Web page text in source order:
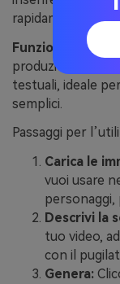
rapidamente
Funzionalità
produzione
testuali, ideale
semplici.
Passaggi per
Carica le
vuoi usare
personaggi,
Descrivi la
tuo video,
con il
Genera: